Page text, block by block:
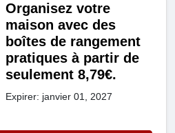
Organisez votre
maison avec des
boîtes de rangement
pratiques à partir de
seulement 8,79€.
Expirer: janvier 01, 2027